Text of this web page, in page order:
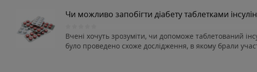
Чи можливо запобігти діабету таблетками
Вчені хочуть зрозуміти, чи допоможе таблетований
було проведено схоже дослідження, в якому брали